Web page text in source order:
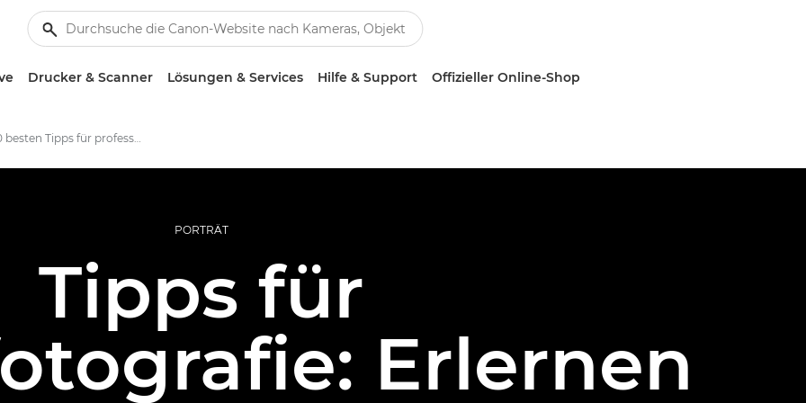
Drucker & Scanner Lösungen & Services Hilfe & Support Offizieller Online-Shop
Die 10 besten Tipps für professionelle Porträtfotos
PORTRÄT
Tipps für
Erlernen